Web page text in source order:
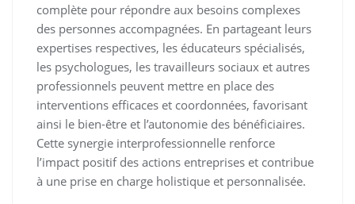
complète pour répondre aux besoins complexes
des personnes accompagnées. En partageant leurs
expertises respectives, les éducateurs spécialisés,
les psychologues, les travailleurs sociaux et autres
professionnels peuvent mettre en place des
interventions efficaces et coordonnées, favorisant
ainsi le bien-être et l’autonomie des bénéficiaires.
Cette synergie interprofessionnelle renforce
l’impact positif des actions entreprises et contribue
à une prise en charge holistique et personnalisée.